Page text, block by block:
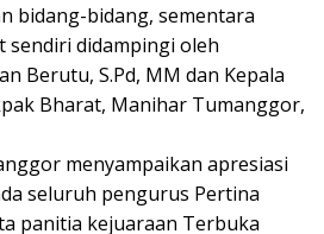
bidang-bidang, sementara
sendiri didampingi oleh
Berutu, S.Pd, MM dan Kepala
Bharat, Manihar Tumanggor,
menyampaikan apresiasi
seluruh pengurus Pertina
panitia kejuaraan Terbuka